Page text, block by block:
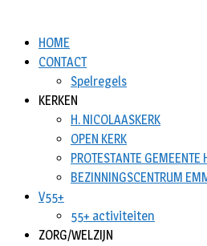
HOME
CONTACT
Spelregels
KERKEN
H. NICOLAASKERK
OPEN KERK
PROTESTANTE GEMEENTE
BEZINNINGSCENTRUM
V55+
55+ activiteiten
ZORG/WELZIJN